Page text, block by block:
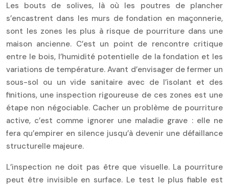
Les bouts de solives, là où les poutres de plancher
s’encastrent dans les murs de fondation en maçonnerie,
sont les zones les plus à risque de pourriture dans une
maison ancienne. C’est un point de rencontre critique
entre le bois, l’humidité potentielle de la fondation et les
variations de température. Avant d’envisager de fermer un
sous-sol ou un vide sanitaire avec de l’isolant et des
finitions, une inspection rigoureuse de ces zones est une
étape non négociable. Cacher un problème de pourriture
active, c’est comme ignorer une maladie grave : elle ne
fera qu’empirer en silence jusqu’à devenir une défaillance
structurelle majeure.
L’inspection ne doit pas être que visuelle. La pourriture
peut être invisible en surface. Le test le plus fiable est